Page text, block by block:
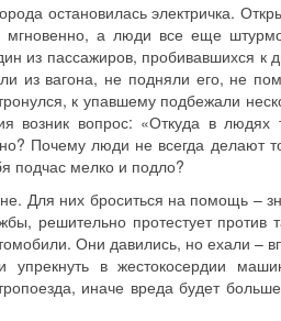
остановилась электричка.
мгновенно, а люди все еще
из пассажиров, пробивавшихся к
из вагона, не подняли его, не
к упавшему подбежали
возник вопрос: «Откуда в людях
Почему люди не всегда делают
подчас мелко и подло?
Для них броситься на помощь –
решительно протестует против
Они давились, но ехали –
в жестокосердии
иначе вреда будет